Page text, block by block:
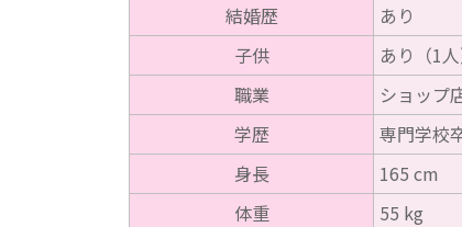
結婚歴
あり
子供
あり（1人
職業
ショップ
学歴
専門学校
身長
165 cm
体重
55 kg